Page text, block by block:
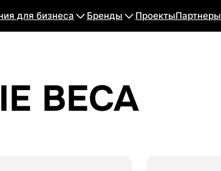
для бизнеса Бренды ПроектыПартнеры
ВЕСА